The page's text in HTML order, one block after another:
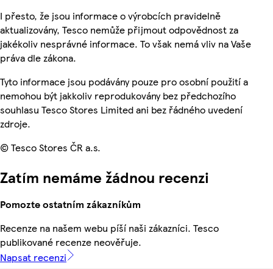
I přesto, že jsou informace o výrobcích pravidelně
aktualizovány, Tesco nemůže přijmout odpovědnost za
jakékoliv nesprávné informace. To však nemá vliv na Vaše
práva dle zákona.
Tyto informace jsou podávány pouze pro osobní použití a
nemohou být jakkoliv reprodukovány bez předchozího
souhlasu Tesco Stores Limited ani bez řádného uvedení
zdroje.
© Tesco Stores ČR a.s.
Zatím nemáme žádnou recenzi
Pomozte ostatním zákazníkům
Recenze na našem webu píší naši zákazníci. Tesco
publikované recenze neověřuje.
Napsat recenzi